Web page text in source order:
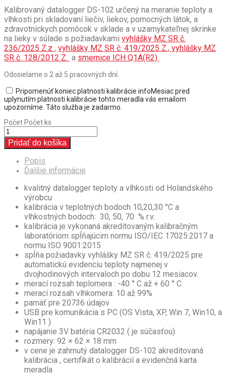
Kalibrovaný datalogger DS-102 určený na meranie teploty a
vlhkosti pri skladovaní liečiv, liekov, pomocných látok, a
zdravotníckych pomôcok v sklade a v uzamykateľnej skrinke
na lieky v súlade s požiadavkami vyhlášky MZ SR č.
236/2025 Z.z , vyhlášky MZ SR č. 419/2025 Z., vyhlášky MZ
SR č. 128/2012 Z. a smernice ICH Q1A(R2)
Odosielame o 2 až 5 pracovných dní.
Pripomenúť koniec platnosti kalibrácie infoMesiac pred
uplynutím platnosti kalibrácie tohto meradla vás emailom
upozorníme. Táto služba je zadarmo.
PočetPočet ks
Pridať do košíka
Popis
Ďalšie informácie
kvalitný datalogger teploty a vlhkosti od Holandského
výrobcu
kalibrácia v teplotných bodoch 10,20,30 °C a
vlhkostných bodoch: 30, 50, 70 % r.v.
kalibrácia je vykonaná akreditovaným kalibračným
laboratóriom spĺňajúcim normu ISO/IEC 17025:2017 a
normu ISO 9001:2015
spĺňa požiadavky vyhlášky MZ SR č. 419/2025 pre
automatickú evidenciu teploty najmenej v
dvojhodinových intervaloch po dobu 12 mesiacov.
merací rozsah teplomera : -40 ° C až + 60 ° C
merací rozsah vlhkomera: 10 až 99%
pamäť pre 20736 údajov
USB pre komunikácia s PC (OS Vista, XP, Win 7, Win10, a
Win11 )
napájanie 3V batéria CR2032 ( je súčasťou)
rozmery: 92 × 62 × 18 mm
v cene je zahrnutý datalogger DS-102 akreditovaná
kalibrácia , certifikát o kalibrácií a evidenčná karta
meradla